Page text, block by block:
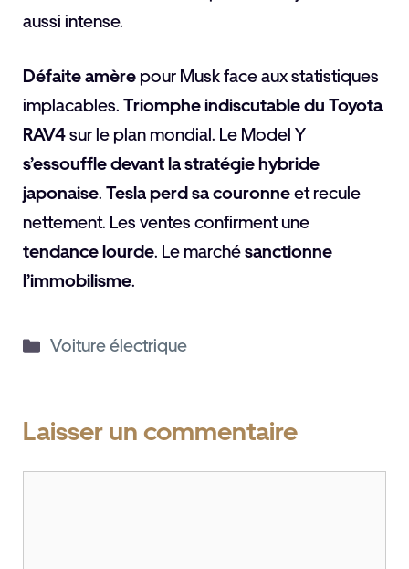
aussi intense.
Défaite amère pour Musk face aux statistiques
implacables. Triomphe indiscutable du Toyota
RAV4sur le plan mondial. Le Model Y
s’essouffle devant la stratégie hybride
japonaise. Tesla perd sa couronneet recule
nettement. Les ventes confirment une
tendance lourde. Le marchésanctionne
l’immobilisme.
Catégories
Voiture électrique
Laisser un commentaire